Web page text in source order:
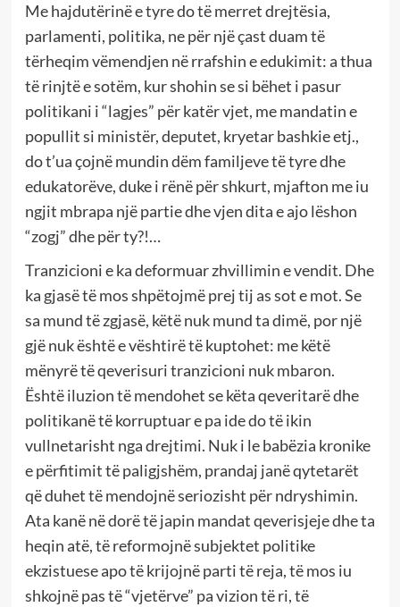
Me hajdutërinë e tyre do të merret drejtësia,
parlamenti, politika, ne për një çast duam të
tërheqim vëmendjen në rrafshin e edukimit: a thua
të rinjtë e sotëm, kur shohin se si bëhet i pasur
politikani i “lagjes” për katër vjet, me mandatin e
popullit si ministër, deputet, kryetar bashkie etj.,
do t’ua çojnë mundin dëm familjeve të tyre dhe
edukatorëve, duke i rënë për shkurt, mjafton me iu
ngjit mbrapa një partie dhe vjen dita e ajo lëshon
“zogj” dhe për ty?!…
Tranzicioni e ka deformuar zhvillimin e vendit. Dhe
ka gjasë të mos shpëtojmë prej tij as sot e mot. Se
sa mund të zgjasë, këtë nuk mund ta dimë, por një
gjë nuk është e vështirë të kuptohet: me këtë
mënyrë të qeverisuri tranzicioni nuk mbaron.
Është iluzion të mendohet se këta qeveritarë dhe
politikanë të korruptuar e pa ide do të ikin
vullnetarisht nga drejtimi. Nuk i le babëzia kronike
e përfitimit të paligjshëm, prandaj janë qytetarët
që duhet të mendojnë seriozisht për ndryshimin.
Ata kanë në dorë të japin mandat qeverisjeje dhe ta
heqin atë, të reformojnë subjektet politike
ekzistuese apo të krijojnë parti të reja, të mos iu
shkojnë pas të “vjetërve” pa vizion të ri, të